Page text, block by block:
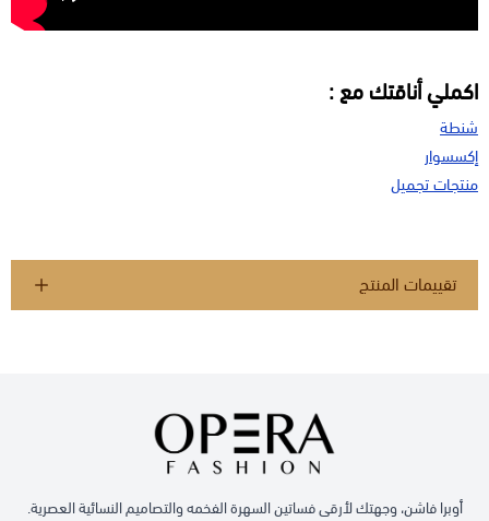
اكملي أناقتك مع :
شنطة
إكسسوار
منتجات تجميل
تقييمات المنتج
أوبرا فاشن، وجهتك لأرقى فساتين السهرة الفخمه والتصاميم النسائية العصرية.